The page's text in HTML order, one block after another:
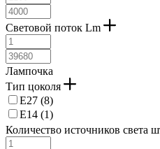
Световой поток Lm
Лампочка
Тип цоколя
E27 (8)
E14 (1)
Количество источников света